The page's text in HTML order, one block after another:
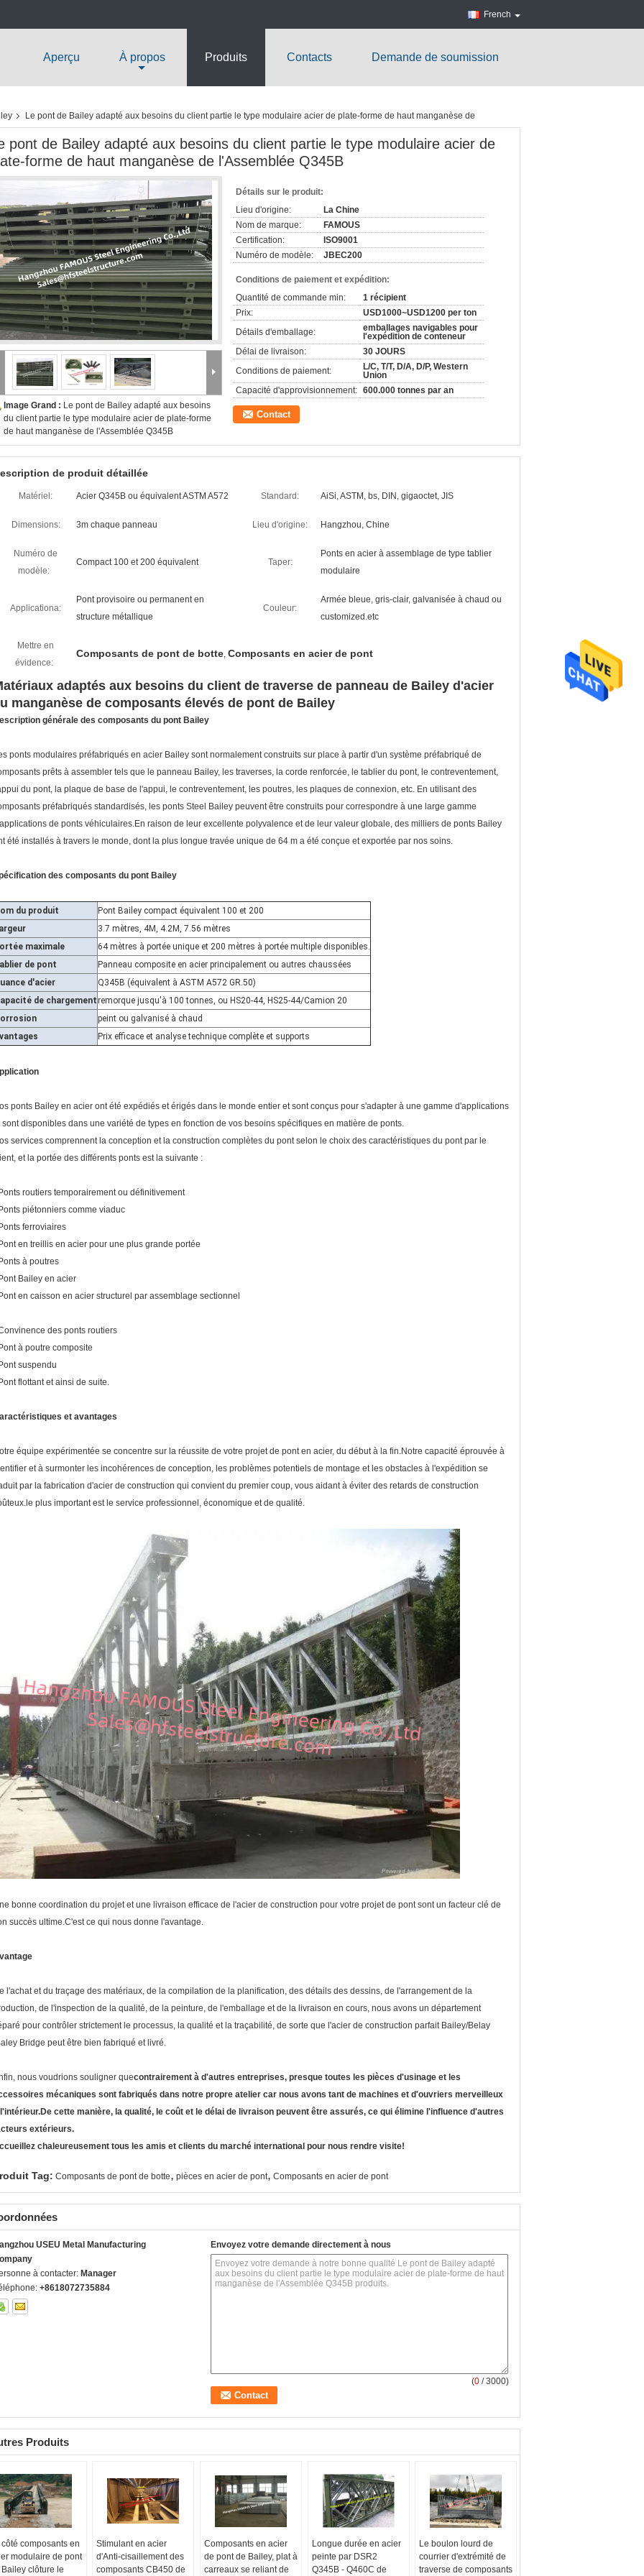
French
Aperçu À propos Produits Contacts Demande de soumission
Le pont de Bailey adapté aux besoins du client partie le type modulaire acier de plate-forme de haut manganèse de
pont de Bailey adapté aux besoins du client partie le type modulaire acier de
forme de haut manganèse de l'Assemblée Q345B
Image Grand : Le pont de Bailey adapté aux besoins
du client partie le type modulaire acier de plate-forme
de haut manganèse de l'Assemblée Q345B
Détails sur le produit:
Lieu d'origine:
La Chine
Nom de marque:
FAMOUS
Certification:
ISO9001
Numéro de modèle:
JBEC200
Conditions de paiement et expédition:
Quantité de commande min:
1 récipient
Prix:
USD1000~USD1200 per ton
Détails d'emballage:
emballages navigables pour
l'expédition de conteneur
Délai de livraison:
30 JOURS
Conditions de paiement:
L/C, T/T, D/A, D/P, Western
Union
Capacité d'approvisionnement: 600.000 tonnes par an
Contact
de produit détaillée
Matériel: Acier Q345B ou équivalent ASTM A572 Standard: AiSi, ASTM, bs, DIN, gigaoctet, JIS
Dimensions: 3m chaque panneau Lieu d'origine: Hangzhou, Chine
Numéro de
modèle:
Compact 100 et 200 équivalent Taper:
Ponts en acier à assemblage de type tablier
modulaire
Applicationa:
Pont provisoire ou permanent en
structure métallique
Couleur:
Armée bleue, gris-clair, galvanisée à chaud ou
customized.etc
Mettre en
évidence:
Composants de pont de botte, Composants en acier de pont
adaptés aux besoins du client de traverse de panneau de Bailey d'acier
manganèse de composants élevés de pont de Bailey
générale des composants du pont Bailey
ponts modulaires préfabriqués en acier Bailey sont normalement construits sur place à partir d'un système préfabriqué de
prêts à assembler tels que le panneau Bailey, les traverses, la corde renforcée, le tablier du pont, le contreventement,
du pont, la plaque de base de l'appui, le contreventement, les poutres, les plaques de connexion, etc. En utilisant des
préfabriqués standardisés, les ponts Steel Bailey peuvent être construits pour correspondre à une large gamme
de ponts véhiculaires.En raison de leur excellente polyvalence et de leur valeur globale, des milliers de ponts Bailey
été installés à travers le monde, dont la plus longue travée unique de 64 m a été conçue et exportée par nos soins.
des composants du pont Bailey
du produit
Pont Bailey compact équivalent 100 et 200
3.7 mètres, 4M, 4.2M, 7.56 mètres
maximale
64 mètres à portée unique et 200 mètres à portée multiple disponibles.
de pont
Panneau composite en acier principalement ou autres chaussées
d'acier
Q345B (équivalent à ASTM A572 GR.50)
de chargementremorque jusqu'à 100 tonnes, ou HS20-44, HS25-44/Camion 20
peint ou galvanisé à chaud
Prix ​​​​efficace et analyse technique complète et supports
ponts Bailey en acier ont été expédiés et érigés dans le monde entier et sont conçus pour s'adapter à une gamme d'applications
sont disponibles dans une variété de types en fonction de vos besoins spécifiques en matière de ponts.
services comprennent la conception et la construction complètes du pont selon le choix des caractéristiques du pont par le
et la portée des différents ponts est la suivante :
routiers temporairement ou définitivement
piétonniers comme viaduc
ferroviaires
en treillis en acier pour une plus grande portée
à poutres
Bailey en acier
en caisson en acier structurel par assemblage sectionnel
des ponts routiers
à poutre composite
suspendu
flottant et ainsi de suite.
et avantages
équipe expérimentée se concentre sur la réussite de votre projet de pont en acier, du début à la fin.Notre capacité éprouvée à
et à surmonter les incohérences de conception, les problèmes potentiels de montage et les obstacles à l'expédition se
par la fabrication d'acier de construction qui convient du premier coup, vous aidant à éviter des retards de construction
plus important est le service professionnel, économique et de qualité.
bonne coordination du projet et une livraison efficace de l'acier de construction pour votre projet de pont sont un facteur clé de
succès ultime.C'est ce qui nous donne l'avantage.
l'achat et du traçage des matériaux, de la compilation de la planification, des détails des dessins, de l'arrangement de la
de l'inspection de la qualité, de la peinture, de l'emballage et de la livraison en cours, nous avons un département
pour contrôler strictement le processus, la qualité et la traçabilité, de sorte que l'acier de construction parfait Bailey/Belay
Bridge peut être bien fabriqué et livré.
nous voudrions souligner quecontrairement à d'autres entreprises, presque toutes les pièces d'usinage et les
mécaniques sont fabriqués dans notre propre atelier car nous avons tant de machines et d'ouvriers merveilleux
cette manière, la qualité, le coût et le délai de livraison peuvent être assurés, ce qui élimine l'influence d'autres
extérieurs.
chaleureusement tous les amis et clients du marché international pour nous rendre visite!
Tag: Composants de pont de botte, pièces en acier de pont, Composants en acier de pont
USEU Metal Manufacturing
à contacter: Manager
+8618072735884
Envoyez votre demande directement à nous
(0 / 3000)
Produits
composants en
modulaire de pont
clôture le
Stimulant en acier
d'Anti-cisaillement des
composants CB450 de
Composants en acier
de pont de Bailey, plat à
carreaux se reliant de
Longue durée en acier
peinte par DSR2
Q345B - Q460C de
Le boulon lourd de
courrier d'extrémité de
traverse de composants